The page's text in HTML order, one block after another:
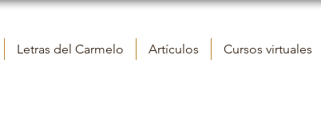
Letras del Carmelo Artículos Cursos virtuales